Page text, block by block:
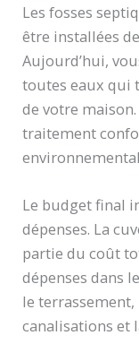
Les fosses
être installées
Aujourd’hui,
toutes eaux qui
de votre
traitement
Le budget final
dépenses. La
partie du coût
dépenses dans
le
canalisations et